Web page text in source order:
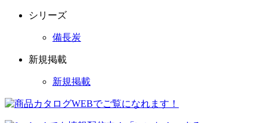
シリーズ
備長炭
新規掲載
新規掲載